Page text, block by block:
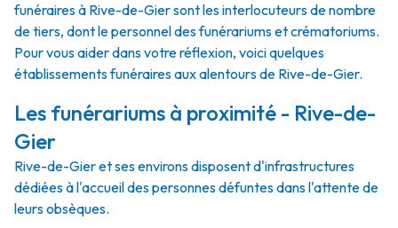
funéraires à Rive-de-Gier sont les interlocuteurs de nombre
de tiers, dont le personnel des funérariums et crématoriums.
Pour vous aider dans votre réflexion, voici quelques
établissements funéraires aux alentours de Rive-de-Gier.
Les funérariums à proximité - Rive-de-
Gier
Rive-de-Gier et ses environs disposent d'infrastructures
dédiées à l'accueil des personnes défuntes dans l'attente de
leurs obsèques.